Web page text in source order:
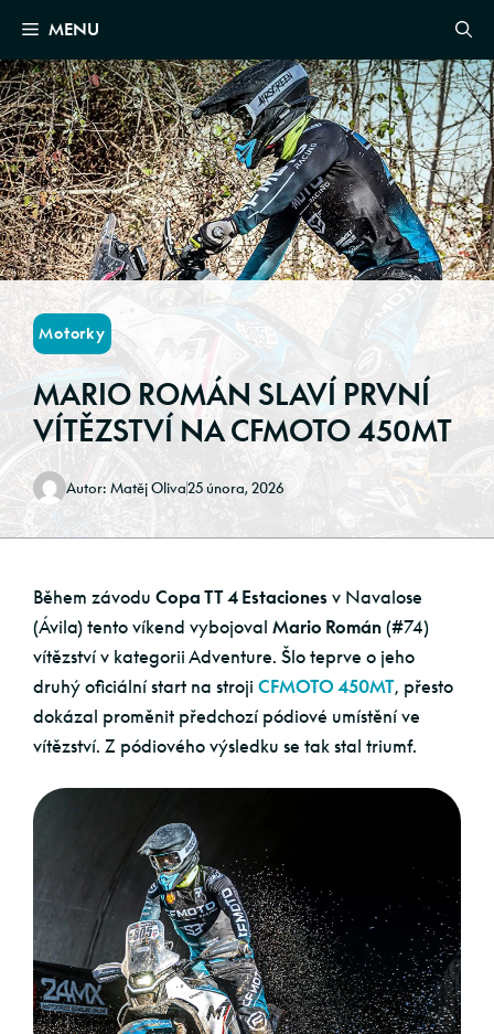
content
MENU
Motorky
MARIO ROMÁN SLAVÍ PRVNÍ
VÍTĚZSTVÍ NA CFMOTO 450MT
Autor: Matěj Oliva25 února, 2026
Během závodu Copa TT 4 Estaciones v Navalose
(Ávila) tento víkend vybojoval Mario Román (#74)
vítězství v kategorii Adventure. Šlo teprve o jeho
druhý oficiální start na stroji CFMOTO 450MT, přesto
dokázal proměnit předchozí pódiové umístění ve
vítězství. Z pódiového výsledku se tak stal triumf.